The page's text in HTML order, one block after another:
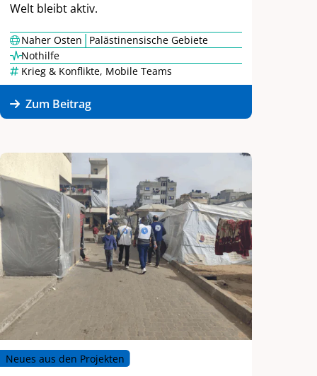
Welt bleibt aktiv.
Naher Osten|Palästinensische Gebiete
Nothilfe
Krieg & Konflikte, Mobile Teams
Zum Beitrag
Neues aus den Projekten